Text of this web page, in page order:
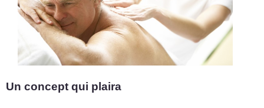
Un concept qui plaira